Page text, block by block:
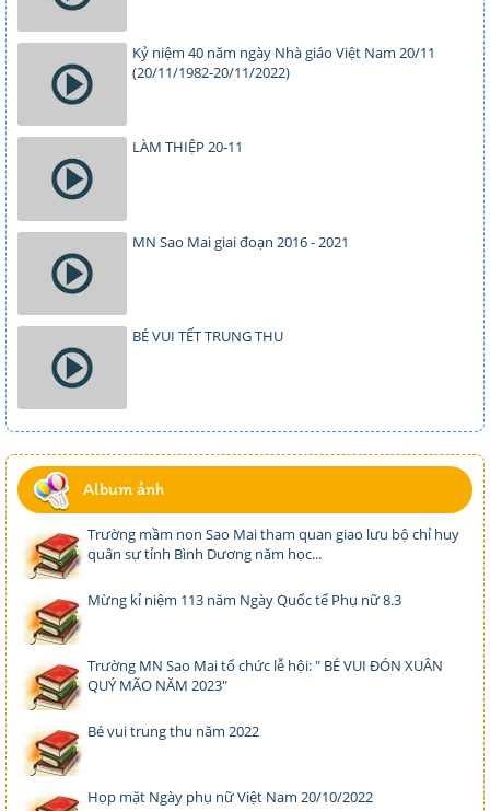
Kỷ niệm 40 năm ngày Nhà giáo Việt Nam 20/11
(20/11/1982-20/11/2022)
LÀM THIỆP 20-11
MN Sao Mai giai đoạn 2016 - 2021
BÉ VUI TẾT TRUNG THU
Album ảnh
Trường mầm non Sao Mai tham quan giao lưu bộ chỉ huy
quân sự tỉnh Bình Dương năm học...
Mừng kỉ niệm 113 năm Ngày Quốc tế Phụ nữ 8.3
Trường MN Sao Mai tổ chức lễ hội: " BÉ VUI ĐÓN XUÂN
QUÝ MÃO NĂM 2023"
Bé vui trung thu năm 2022
Họp mặt Ngày phụ nữ Việt Nam 20/10/2022